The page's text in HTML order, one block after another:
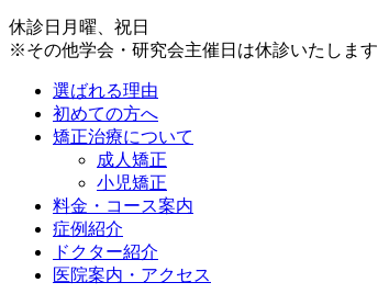
休診日 月曜、祝日
※その他学会・研究会主催日は休診いたします
選ばれる理由
初めての方へ
矯正治療について
成人矯正
小児矯正
料金・コース案内
症例紹介
ドクター紹介
医院案内・アクセス